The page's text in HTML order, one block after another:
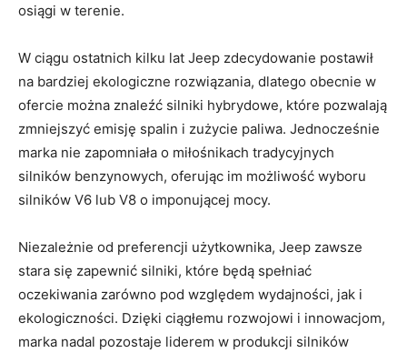
osiągi w terenie.
W ‍ciągu ostatnich ⁤kilku lat Jeep zdecydowanie⁣ postawił
na bardziej ekologiczne rozwiązania, dlatego‌ obecnie w
ofercie można znaleźć silniki hybrydowe, które pozwalają
zmniejszyć emisję spalin i zużycie paliwa. Jednocześnie
marka nie zapomniała o miłośnikach tradycyjnych
⁢silników benzynowych, oferując im możliwość wyboru
silników V6 lub V8 o imponującej ‌mocy.
Niezależnie od ‌preferencji użytkownika, Jeep ​zawsze
stara się zapewnić​ silniki,⁤ które będą spełniać
oczekiwania zarówno⁤ pod względem wydajności, jak i
ekologiczności. Dzięki ciągłemu rozwojowi i ​innowacjom,
marka nadal pozostaje liderem w produkcji silników